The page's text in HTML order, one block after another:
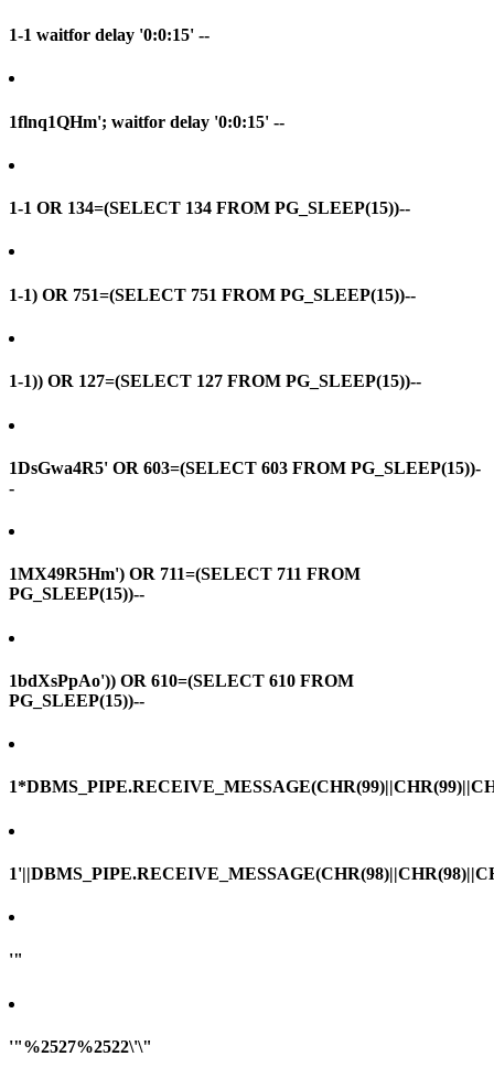
1-1 waitfor delay '0:0:15' --
1flnq1QHm'; waitfor delay '0:0:15' --
1-1 OR 134=(SELECT 134 FROM PG_SLEEP(15))--
1-1) OR 751=(SELECT 751 FROM PG_SLEEP(15))--
1-1)) OR 127=(SELECT 127 FROM PG_SLEEP(15))--
1DsGwa4R5' OR 603=(SELECT 603 FROM PG_SLEEP(15))-
-
1MX49R5Hm') OR 711=(SELECT 711 FROM
PG_SLEEP(15))--
1bdXsPpAo')) OR 610=(SELECT 610 FROM
PG_SLEEP(15))--
'"
'"%2527%2522\'\"